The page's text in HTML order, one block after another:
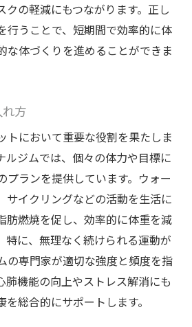
クの軽減にもつながります。正し
行うことで、短期間で効率的に体
な体づくりを進めることができま
方
トにおいて重要な役割を果たしま
ルジムでは、個々の体力や目標に
プランを提供しています。ウォー
サイクリングなどの活動を生活に
肪燃焼を促し、効率的に体重を減
特に、無理なく続けられる運動が
の専門家が適切な強度と頻度を指
肺機能の向上やストレス解消にも
総合的にサポートします。